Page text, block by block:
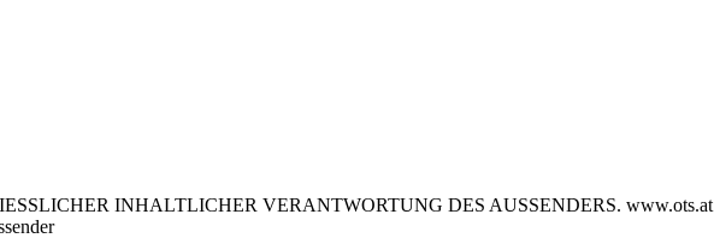
INHALTLICHER VERANTWORTUNG DES AUSSENDERS. www.ots.at